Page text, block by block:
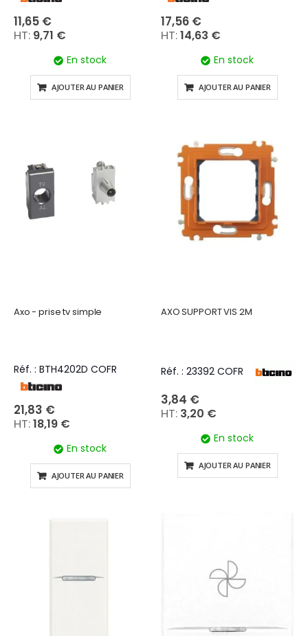
11,65 €
9,71 €
En stock
AJOUTER AU PANIER
17,56 €
14,63 €
En stock
AJOUTER AU PANIER
Axo - prise tv simple
Réf. : BTH4202D COFR
21,83 €
18,19 €
En stock
AJOUTER AU PANIER
AXO SUPPORT VIS 2M
Réf. : 23392 COFR
3,84 €
3,20 €
En stock
AJOUTER AU PANIER